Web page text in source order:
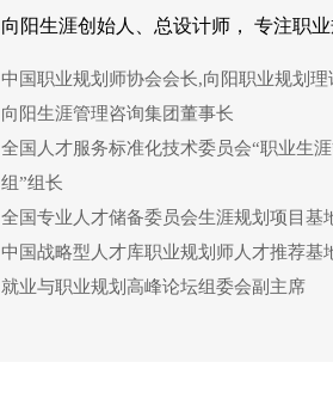
向阳生涯创始人、总设计师， 专注职
中国职业规划师协会会长,向阳职业规划理
向阳生涯管理咨询集团董事长
全国人才服务标准化技术委员会“职业生
组”组长
全国专业人才储备委员会生涯规划项目基
中国战略型人才库职业规划师人才推荐基
就业与职业规划高峰论坛组委会副主席